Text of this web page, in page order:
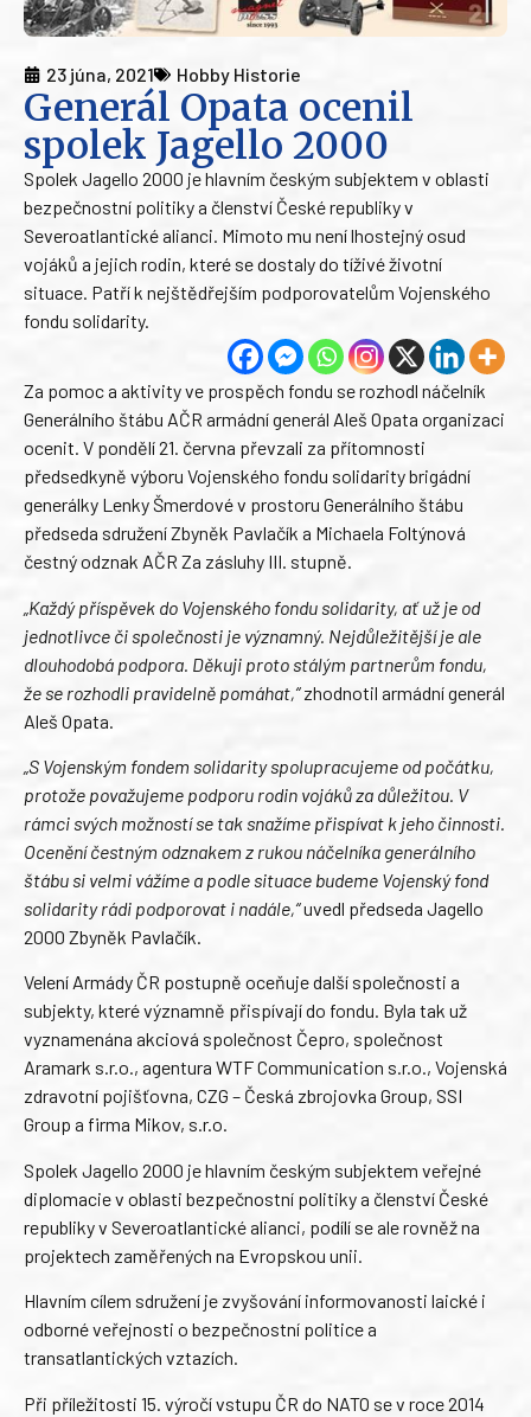
23 júna, 2021 Hobby Historie
Generál Opata ocenil
spolek Jagello 2000
Spolek Jagello 2000 je hlavním českým subjektem v oblasti
bezpečnostní politiky a členství České republiky v
Severoatlantické alianci. Mimoto mu není lhostejný osud
vojáků a jejich rodin, které se dostaly do tíživé životní
situace. Patří k nejštědřejším podporovatelům Vojenského
fondu solidarity.
Za pomoc a aktivity ve prospěch fondu se rozhodl náčelník
Generálního štábu AČR armádní generál Aleš Opata organizaci
ocenit. V pondělí 21. června převzali za přítomnosti
předsedkyně výboru Vojenského fondu solidarity brigádní
generálky Lenky Šmerdové v prostoru Generálního štábu
předseda sdružení Zbyněk Pavlačík a Michaela Foltýnová
čestný odznak AČR Za zásluhy III. stupně.
„Každý příspěvek do Vojenského fondu solidarity, ať už je od
jednotlivce či společnosti je významný. Nejdůležitější je ale
dlouhodobá podpora. Děkuji proto stálým partnerům fondu,
že se rozhodli pravidelně pomáhat,“zhodnotil armádní generál
Aleš Opata.
„S Vojenským fondem solidarity spolupracujeme od počátku,
protože považujeme podporu rodin vojáků za důležitou. V
rámci svých možností se tak snažíme přispívat k jeho činnosti.
Ocenění čestným odznakem z rukou náčelníka generálního
štábu si velmi vážíme a podle situace budeme Vojenský fond
solidarity rádi podporovat i nadále,“uvedl předseda Jagello
2000 Zbyněk Pavlačík.
Velení Armády ČR postupně oceňuje další společnosti a
subjekty, které významně přispívají do fondu. Byla tak už
vyznamenána akciová společnost Čepro, společnost
Aramark s.r.o., agentura WTF Communication s.r.o., Vojenská
zdravotní pojišťovna, CZG – Česká zbrojovka Group, SSI
Group a firma Mikov, s.r.o.
Spolek Jagello 2000 je hlavním českým subjektem veřejné
diplomacie v oblasti bezpečnostní politiky a členství České
republiky v Severoatlantické alianci, podílí se ale rovněž na
projektech zaměřených na Evropskou unii.
Hlavním cílem sdružení je zvyšování informovanosti laické i
odborné veřejnosti o bezpečnostní politice a
transatlantických vztazích.
Při příležitosti 15. výročí vstupu ČR do NATO se v roce 2014